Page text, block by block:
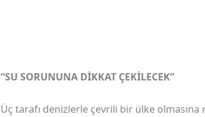
“SU SORUNUNA DİKKAT ÇEKİLECEK”
Üç tarafı denizlerle çevrili bir ülke